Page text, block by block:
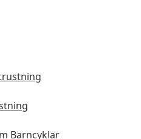
Barncyklar